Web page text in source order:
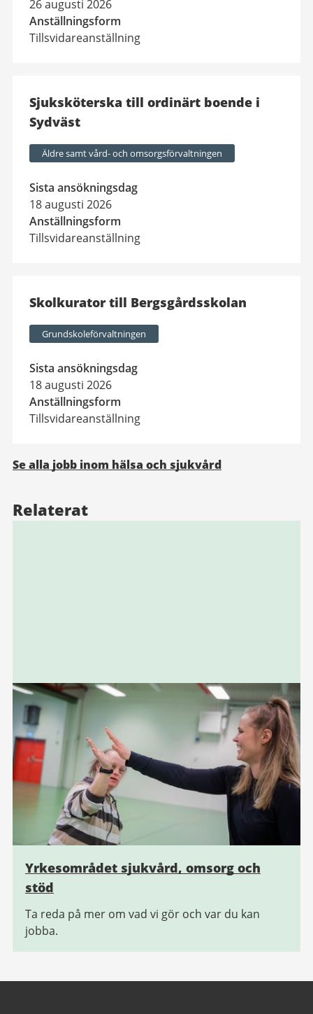
26 augusti 2026
Anställningsform
Tillsvidareanställning
Sjuksköterska till ordinärt boende i
Sydväst
Äldre samt vård- och omsorgsförvaltningen
Sista ansökningsdag
18 augusti 2026
Anställningsform
Tillsvidareanställning
Skolkurator till Bergsgårdsskolan
Grundskoleförvaltningen
Sista ansökningsdag
18 augusti 2026
Anställningsform
Tillsvidareanställning
Se alla jobb inom hälsa och sjukvård
Relaterat
Yrkesområdet sjukvård, omsorg och
stöd
Ta reda på mer om vad vi gör och var du kan
jobba.